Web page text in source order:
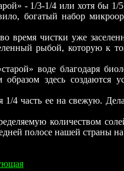
- 1/3-1/4 или хотя бы
богатый набор
время чистки уже
рыбой, которую к
воде благодаря
здесь создаются
4 часть ее на свежую.
количеством
полосе нашей страны